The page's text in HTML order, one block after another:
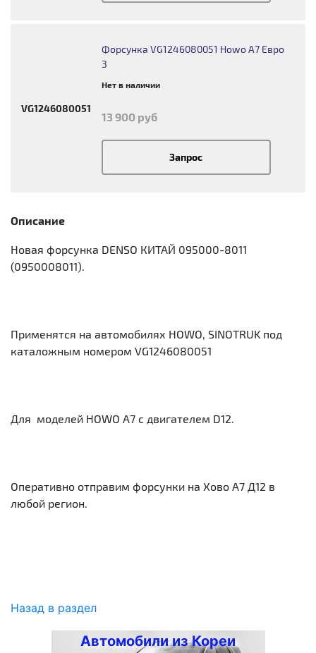
VG1246080051
Форсунка VG1246080051 Howo А7 Евро
3
Нет в наличии
13 900 руб
Запрос
Описание
Новая форсунка DENSO КИТАЙ 095000-8011
(0950008011).
Применятся на автомобилях HOWO, SINOTRUK под
каталожным номером VG1246080051
Для моделей HOWO А7 с двигателем D12.
Оперативно отправим форсунки на Хово А7 Д12 в
любой регион.
Назад в раздел
Автомобили из Кореи